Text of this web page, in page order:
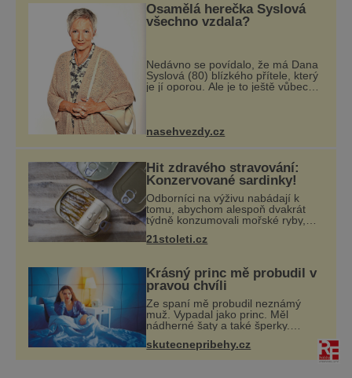
Osamělá herečka Syslová
všechno vzdala?
Nedávno se povídalo, že má Dana
Syslová (80) blízkého přítele, který
je jí oporou. Ale je to ještě vůbec
nasehvezdy.cz
Hit zdravého stravování:
Konzervované sardinky!
Odborníci na výživu nabádají k
tomu, abychom alespoň dvakrát
týdně konzumovali mořské ryby,
peněženku. Dobrou zprávou je, že
21stoleti.cz
Krásný princ mě probudil v
pravou chvíli
Ze spaní mě probudil neznámý
muž. Vypadal jako princ. Měl
nádherné šaty a také šperky.
totiž začalo hořet. Stalo se to už
skutecnepribehy.cz